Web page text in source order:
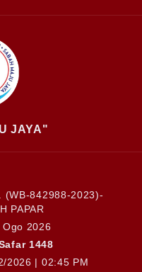
JAYA"
(WB-842988-2023)-
PAPAR
2026
1448
2026 | 02:45 PM